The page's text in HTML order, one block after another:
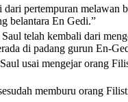
dari pertempuran melawan
belantara En Gedi.”
telah kembali dari
di padang gurun En-
usai mengejar orang
memburu orang